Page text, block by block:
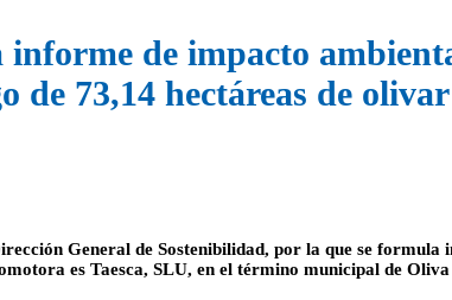
de impacto
de 73,14 hectáreas de
General de Sostenibilidad, por la que se
es Taesca, SLU, en el término municipal de